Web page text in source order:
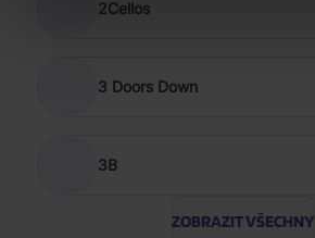
2Cellos
3 Doors Down
3B
ZOBRAZIT VŠECHNY